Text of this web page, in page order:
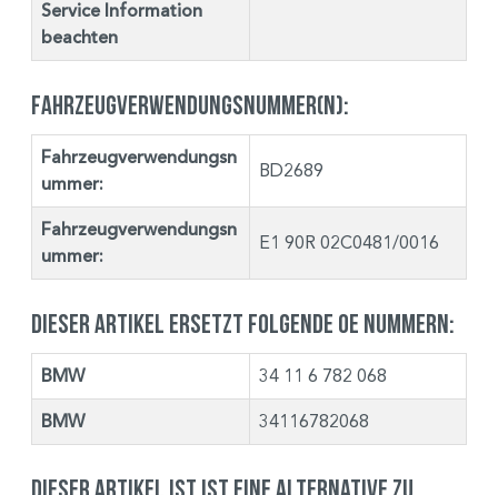
Service Information
beachten
Fahrzeugverwendungsnummer(n):
Fahrzeugverwendungsn
ummer:
BD2689
Fahrzeugverwendungsn
ummer:
E1 90R 02C0481/0016
Dieser Artikel ersetzt folgende OE Nummern:
BMW 34 11 6 782 068
BMW 34116782068
Dieser Artikel ist ist eine Alternative zu